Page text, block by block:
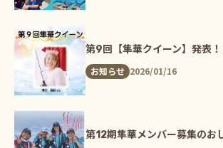
第9回【隼華クイーン】発表！
お知らせ 2026/01/16
第12期隼華メンバー募集のお